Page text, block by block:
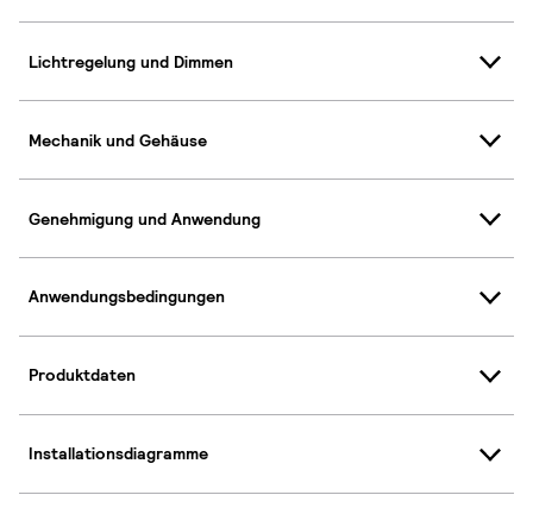
Lichtregelung und Dimmen
Mechanik und Gehäuse
Genehmigung und Anwendung
Anwendungsbedingungen
Produktdaten
Installationsdiagramme